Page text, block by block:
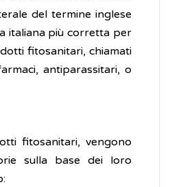
del termine inglese
italiana più corretta per
fitosanitari, chiamati
antiparassitari, o
fitosanitari, vengono
sulla base dei loro